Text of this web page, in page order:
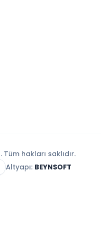
hakları saklıdır.
Altyapı: BEYNSOFT